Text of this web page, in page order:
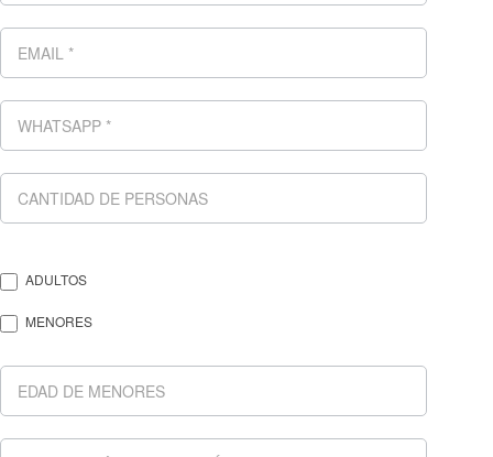
ADULTOS
MENORES